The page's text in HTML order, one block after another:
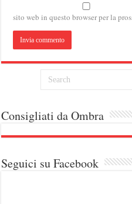
sito web in questo browser per la
Consigliati da Ombra
Seguici su Facebook